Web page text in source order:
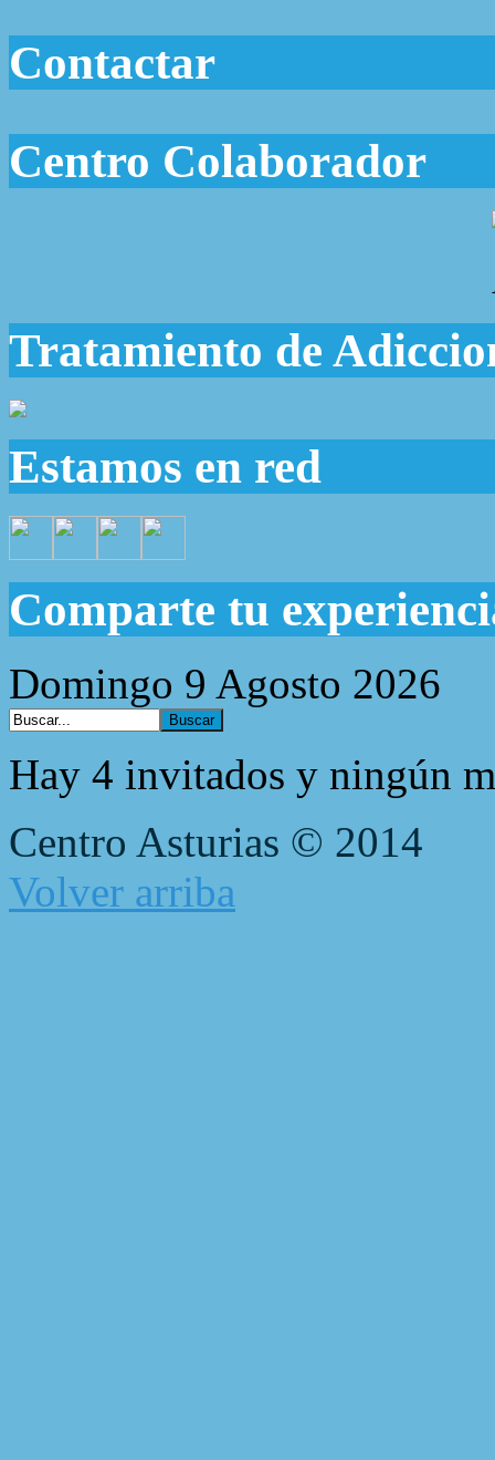
Contactar
Centro Colaborador
Tratamiento de
Estamos en red
Comparte tu
Domingo 9 Agosto 2026
Hay 4 invitados y ningún
Centro Asturias © 2014
Volver arriba